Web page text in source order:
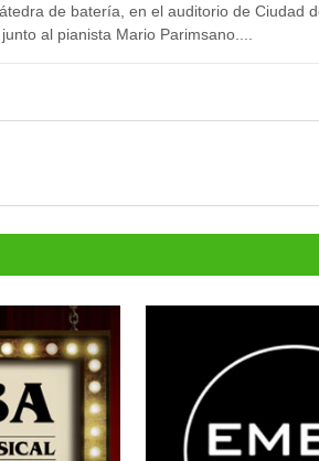
de batería, en el auditorio de Ciudad
al pianista Mario Parimsano